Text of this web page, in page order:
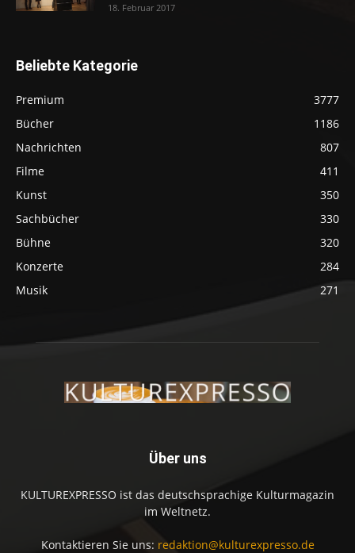
18. Februar 2017
Beliebte Kategorie
Premium
3777
Bücher
1186
Nachrichten
807
Filme
411
Kunst
350
Sachbücher
330
Bühne
320
Konzerte
284
Musik
271
Über uns
KULTUREXPRESSO ist das deutschsprachige Kulturmagazin
im Weltnetz.
Kontaktieren Sie uns: redaktion@kulturexpresso.de